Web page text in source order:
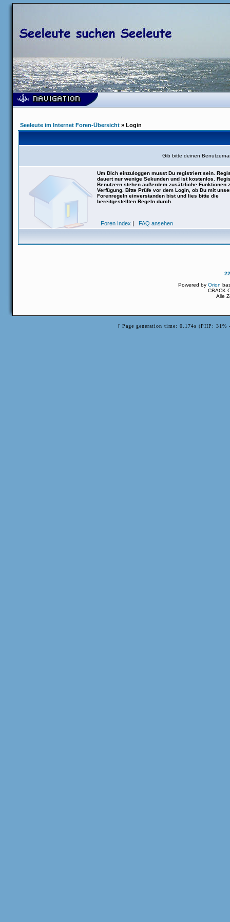
Seeleute im Internet Foren-Übersicht » Login
Gib bitte deinen
Um Dich einzuloggen musst Du registriert sein.
dauert nur wenige Sekunden und ist kostenlos.
Benutzern stehen außerdem zusätzliche Funktionen
Verfügung. Bitte Prüfe vor dem Login, ob Du mit
Forenregeln einverstanden bist und lies bitte die
bereitgestellten Regeln durch.
Foren Index | FAQ ansehen
Powered byOrion
CBACK
Alle
[ Page generation time: 0.174s (PHP: